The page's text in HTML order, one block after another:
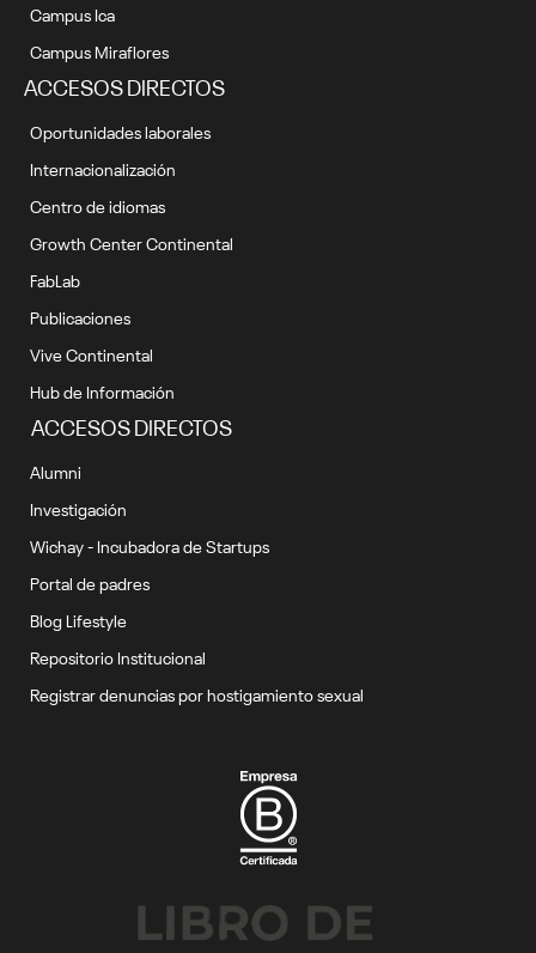
Campus Ica
Campus Miraflores
ACCESOS DIRECTOS
Oportunidades laborales
Internacionalización
Centro de idiomas
Growth Center Continental
FabLab
Publicaciones
Vive Continental
Hub de Información
ACCESOS DIRECTOS
Alumni
Investigación
Wichay - Incubadora de Startups
Portal de padres
Blog Lifestyle
Repositorio Institucional
Registrar denuncias por hostigamiento sexual